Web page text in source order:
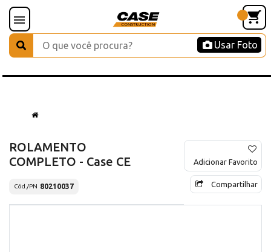
Usar Foto
ROLAMENTO
COMPLETO - Case CE
Cód./PN 80210037
Adicionar Favorito
Compartilhar